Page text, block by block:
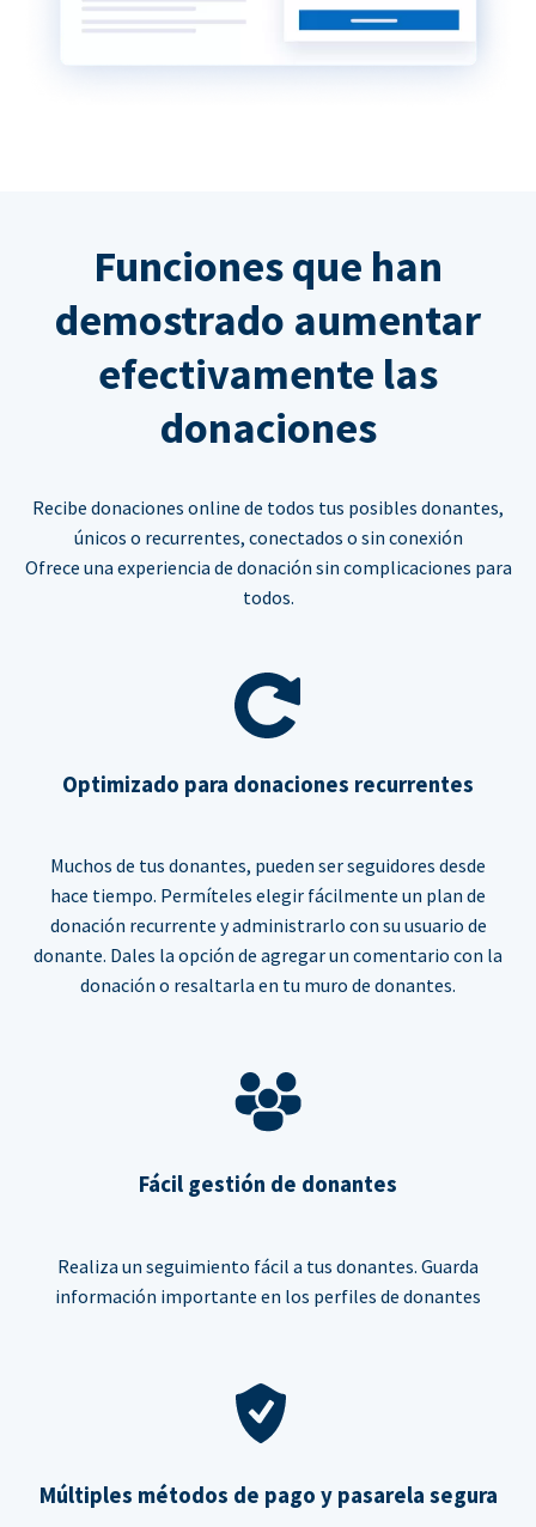
Funciones que han
demostrado aumentar
efectivamente las
donaciones
Recibe donaciones online de todos tus posibles donantes,
únicos o recurrentes, conectados o sin conexión
Ofrece una experiencia de donación sin complicaciones para
todos.
Optimizado para donaciones recurrentes
Muchos de tus donantes, pueden ser seguidores desde
hace tiempo. Permíteles elegir fácilmente un plan de
donación recurrente y administrarlo con su usuario de
donante. Dales la opción de agregar un comentario con la
donación o resaltarla en tu muro de donantes.
Fácil gestión de donantes
Realiza un seguimiento fácil a tus donantes. Guarda
información importante en los perfiles de donantes
Múltiples métodos de pago y pasarela segura